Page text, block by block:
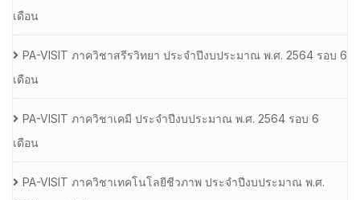
เดือน
PA-VISIT ภาควิชาสรีรวิทยา ประจำปีงบประมาณ พ.ศ. 2564 รอบ 6
เดือน
PA-VISIT ภาควิชาเคมี ประจำปีงบประมาณ พ.ศ. 2564 รอบ 6
เดือน
PA-VISIT ภาควิชาเทคโนโลยีชีวภาพ ประจำปีงบประมาณ พ.ศ.